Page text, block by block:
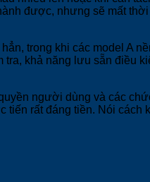
được, nhưng sẽ mất
trong khi các model A
khả năng lưu sẵn điều
người dùng và các
tiến rất đáng tiền. Nói cách